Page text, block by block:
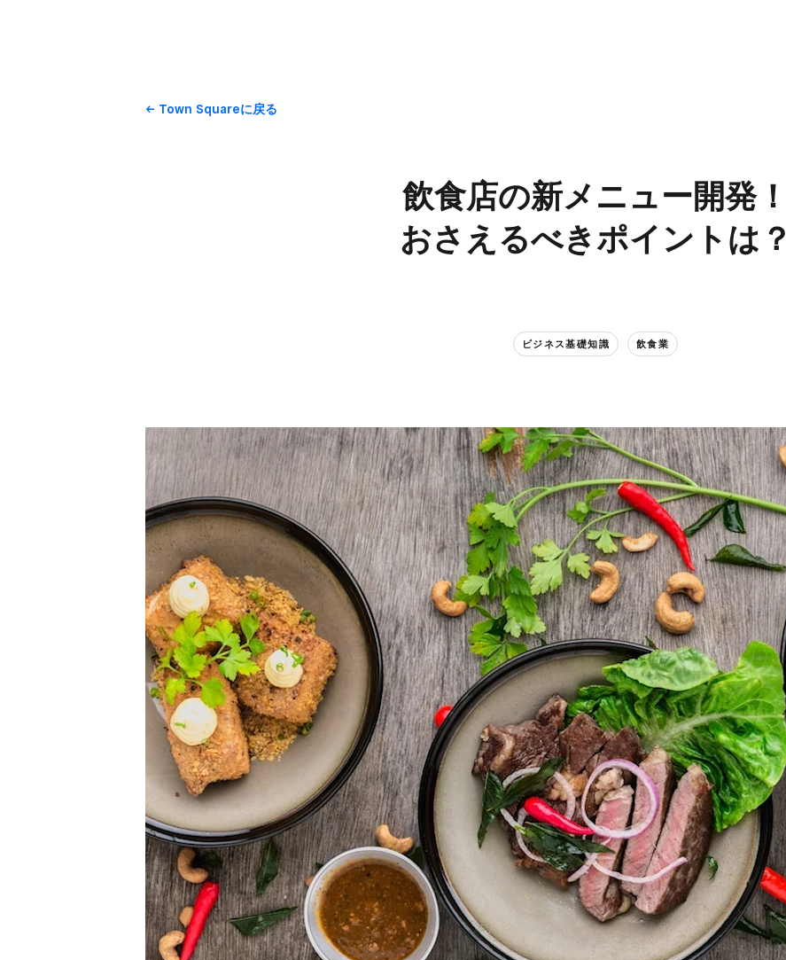
Town Squareに​戻る
飲食店の​新メニュー開発！​
おさえるべきポイントは？
ビジネス基礎知識 飲食業